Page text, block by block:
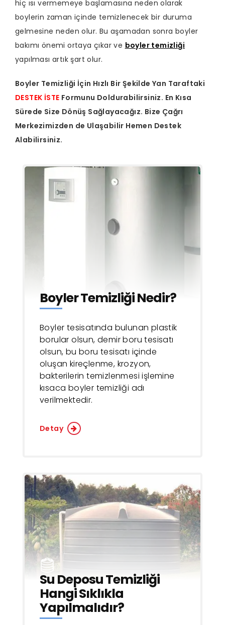
hiç ısı vermemeye başlamasına neden olarak
boylerin zaman içinde temizlenecek bir duruma
gelmesine neden olur. Bu aşamadan sonra boyler
bakımı önemi ortaya çıkar ve boyler temizliği
yapılması artık şart olur.
Boyler Temizliği İçin Hızlı Bir Şekilde Yan Taraftaki
DESTEK İSTE Formunu Doldurabilirsiniz. En Kısa
Sürede Size Dönüş Sağlayacağız. Bize Çağrı
Merkezimizden de Ulaşabilir Hemen Destek
Alabilirsiniz.
Boyler Temizliği Nedir?
Boyler tesisatında bulunan plastik
borular olsun, demir boru tesisatı
olsun, bu boru tesisatı içinde
oluşan kireçlenme, krozyon,
bakterilerin temizlenmesi işlemine
kısaca boyler temizliği adı
verilmektedir.
Detay
Su Deposu Temizliği
Hangi Sıklıkla
Yapılmalıdır?